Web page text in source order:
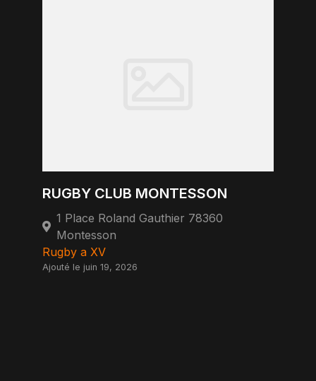
RUGBY CLUB MONTESSON
1 Place Roland Gauthier 78360
Montesson
Rugby a XV
Ajouté le juin 19, 2026